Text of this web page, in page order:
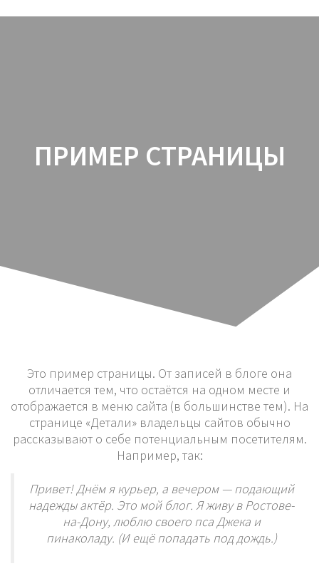
ПРИМЕР СТРАНИЦЫ
Это пример страницы. От записей в блоге она
отличается тем, что остаётся на одном месте и
отображается в меню сайта (в большинстве тем). На
странице «Детали» владельцы сайтов обычно
рассказывают о себе потенциальным посетителям.
Например, так:
Привет! Днём я курьер, а вечером — подающий
надежды актёр. Это мой блог. Я живу в Ростове-
на-Дону, люблю своего пса Джека и
пинаколаду. (И ещё попадать под дождь.)